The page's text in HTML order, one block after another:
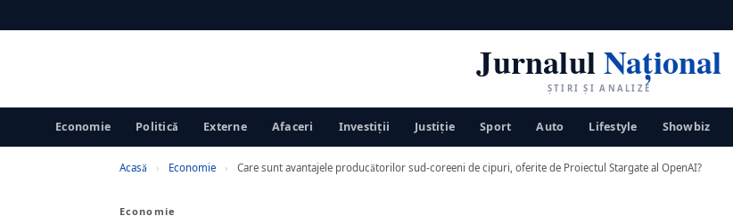
JurnalulNațional
ȘTIRI ȘI ANALIZE
Economie Politică Externe Afaceri Investiții Justiţie Sport Auto Lifestyle Showbiz
Acasă › Economie › Care sunt avantajele producătorilor sud-coreeni de cipuri, oferite de Proiectul Stargate al OpenAI?
Economie